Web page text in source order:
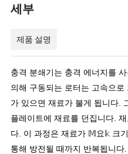
세부
제품 설명
충격 분쇄기는 충격 에너지를
의해 구동되는 로터는 고속으
가 있으면 재료가 불게 됩니다.
플레이트에 재료를 던집니다.
다. 이 과정은 재료가 𝕄요𝕜 크
통해 방전될 때까지 반복됩니